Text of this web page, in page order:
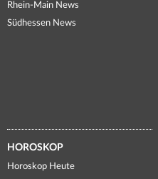
Rhein-Main News
Südhessen News
HOROSKOP
Horoskop Heute